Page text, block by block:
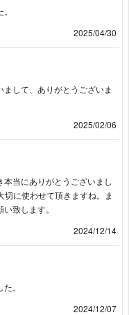
2025/04/30
して、ありがとうございま
2025/02/06
本当にありがとうございまし
に使わせて頂きますね。ま
致します。
2024/12/14
。
2024/12/07